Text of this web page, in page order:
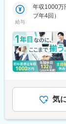
給与
年収1000万
ブ年4回）
気